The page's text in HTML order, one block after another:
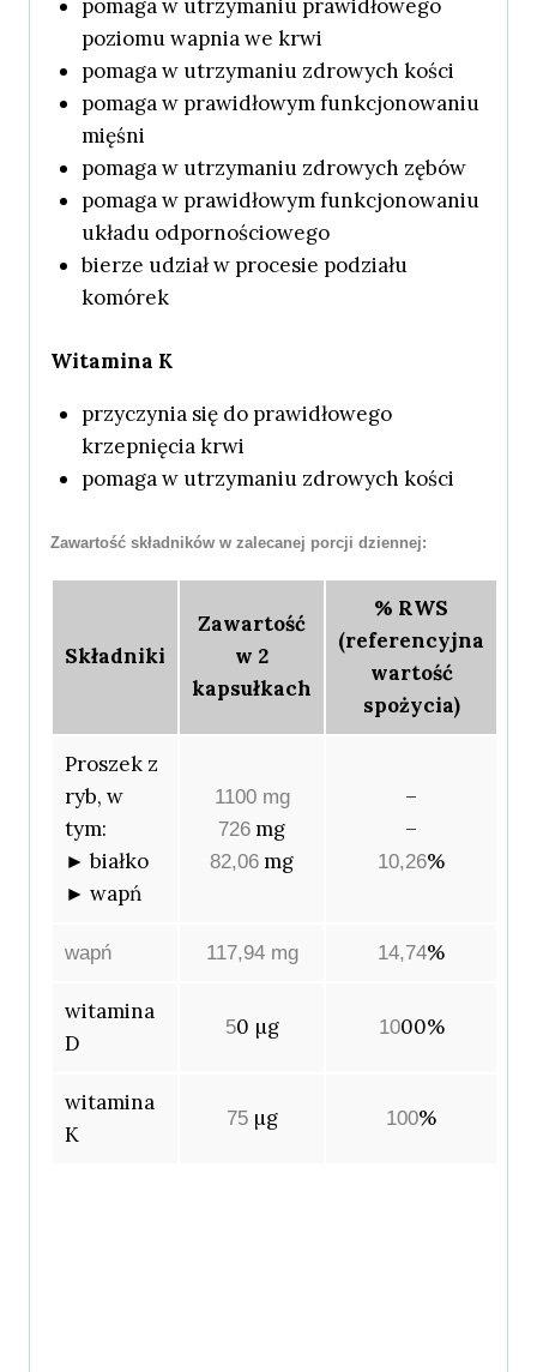
pomaga w utrzymaniu prawidłowego
poziomu wapnia we krwi
pomaga w utrzymaniu zdrowych kości
pomaga w prawidłowym funkcjonowaniu
mięśni
pomaga w utrzymaniu zdrowych zębów
pomaga w prawidłowym funkcjonowaniu
układu odpornościowego
bierze udział w procesie podziału
komórek
Witamina K
przyczynia się do prawidłowego
krzepnięcia krwi
pomaga w utrzymaniu zdrowych kości
Zawartość składników w zalecanej porcji dziennej:
Składniki
Zawartość
w 2
kapsułkach
% RWS
(referencyjna
wartość
spożycia)
Proszek z
ryb, w
tym:
► białko
► wapń
1100 mg
726 mg
82,06 mg
–
–
10,26%
wapń 117,94 mg 14,74%
witamina
D
50 µg 1000%
witamina
K
75µg 100%